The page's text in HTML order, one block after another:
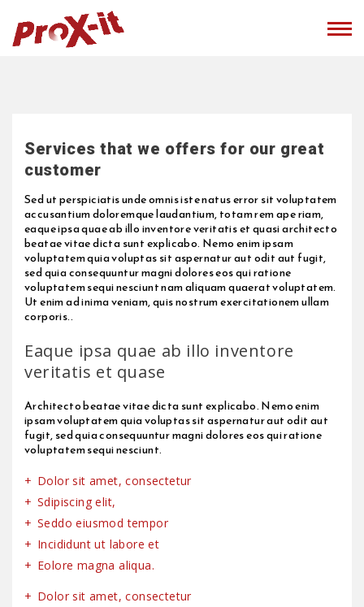
Services that we offers for our great
customer
Sed ut perspiciatis unde omnis iste natus error sit voluptatem
accusantium doloremque laudantium, totam rem ape riam,
eaque ipsa quae ab illo inventore veritatis et quasi architecto
beatae vitae dicta sunt explicabo. Nemo enim ipsam
voluptatem quia voluptas sit aspernatur aut odit aut fugit,
sed quia consequuntur magni dolores eos qui ratione
voluptatem sequi nesciunt nam aliquam quaerat voluptatem.
Ut enim ad inima veniam, quis nostrum exercitationem ullam
corporis..
Eaque ipsa quae ab illo inventore
veritatis et quase
Architecto beatae vitae dicta sunt explicabo. Nemo enim
ipsam voluptatem quia voluptas sit aspernatur aut odit aut
fugit, sed quia consequuntur magni dolores eos qui ratione
voluptatem sequi nesciunt.
Dolor sit amet, consectetur
Sdipiscing elit,
Seddo eiusmod tempor
Incididunt ut labore et
Eolore magna aliqua.
Dolor sit amet, consectetur